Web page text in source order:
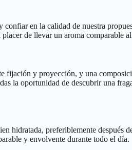
en la calidad de nuestra
de llevar un aroma comparable
y proyección, y una
la oportunidad de descubrir una
hidratada, preferiblemente después
y envolvente durante todo el día.